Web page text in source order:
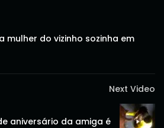
mulher do vizinho sozinha em
Next Video
aniversário da amiga é